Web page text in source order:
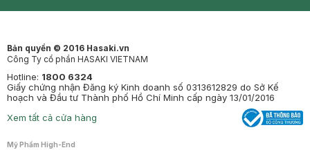
Bản quyền © 2016 Hasaki.vn
Công Ty cổ phần HASAKI VIETNAM
Hotline: 1800 6324
Giấy chứng nhận Đăng ký Kinh doanh số 0313612829 do Sở Kế
hoạch và Đầu tư Thành phố Hồ Chí Minh cấp ngày 13/01/2016
Xem tất cả cửa hàng
Mỹ Phẩm High-End